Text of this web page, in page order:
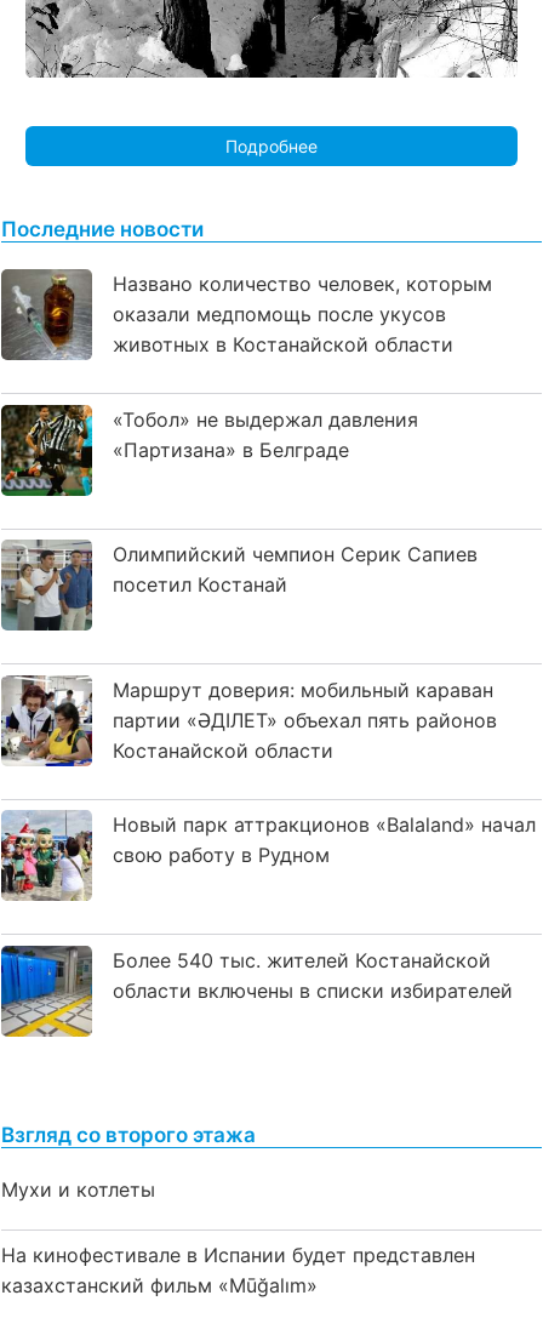
Подробнее
Последние новости
Названо количество человек, которым
оказали медпомощь после укусов
животных в Костанайской области
«Тобол» не выдержал давления
«Партизана» в Белграде
Олимпийский чемпион Серик Сапиев
посетил Костанай
Маршрут доверия: мобильный караван
партии «ӘДІЛЕТ» объехал пять районов
Костанайской области
Новый парк аттракционов «Balaland» начал
свою работу в Рудном
Более 540 тыс. жителей Костанайской
области включены в списки избирателей
Взгляд со второго этажа
Мухи и котлеты
На кинофестивале в Испании будет представлен
казахстанский фильм «Mūğalım»